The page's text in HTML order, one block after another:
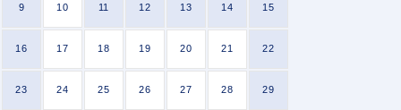
9 10 11 12 13 14 15
16 17 18 19 20 21 22
23 24 25 26 27 28 29